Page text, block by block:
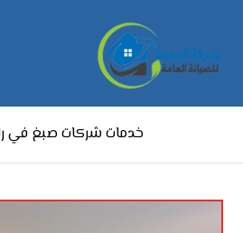
خدمات شركات صبغ في